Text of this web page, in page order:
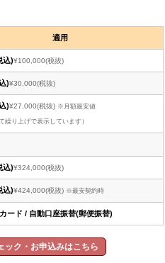
適用
込)¥100,000(税抜)
)¥30,000(税抜)
)¥27,000(税抜) ※月額最安値
繰り上げで表示しています）
込)¥324,000(税抜)
込)¥424,000(税抜) ※最安契約時
ード / 自動口座振替(郵便振替)
ック・お申込みはこちら